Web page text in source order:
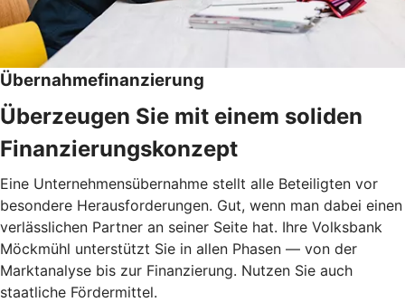
Übernahmefinanzierung
Überzeugen Sie mit einem soliden
Finanzierungskonzept
Eine Unternehmensübernahme stellt alle Beteiligten vor
besondere Herausforderungen. Gut, wenn man dabei einen
verlässlichen Partner an seiner Seite hat. Ihre Volksbank
Möckmühl unterstützt Sie in allen Phasen — von der
Marktanalyse bis zur Finanzierung. Nutzen Sie auch
staatliche Fördermittel.